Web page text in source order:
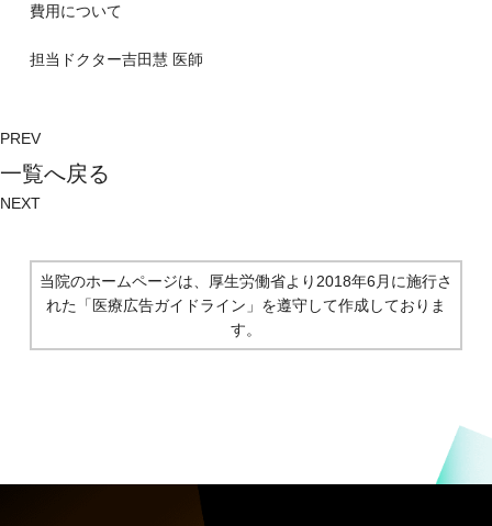
費⽤について
担当ドクター吉田慧医師
PREV
⼀覧へ戻る
NEXT
当院のホームページは、厚生労働省より2018年6月に施行さ
れた 「医療広告ガイドライン」を遵守して作成しておりま
す。